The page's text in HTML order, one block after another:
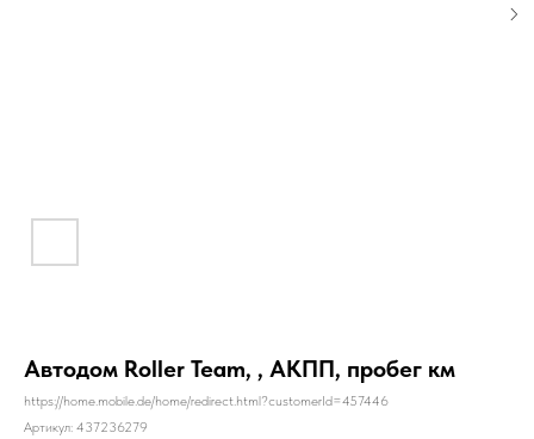
Автодом Roller Team, , АКПП, пробег км
https://home.mobile.de/home/redirect.html?customerId=457446
Артикул: 437236279